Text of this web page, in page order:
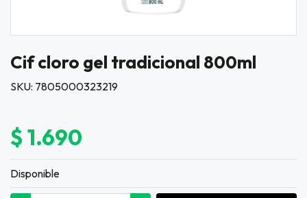
Cif cloro gel tradicional 800ml
SKU: 7805000323219
$ 1.690
Disponible